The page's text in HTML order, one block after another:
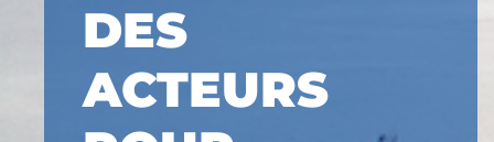
DES
ACTEURS